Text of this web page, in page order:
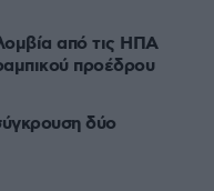
από τις ΗΠΑ
προέδρου
δύο